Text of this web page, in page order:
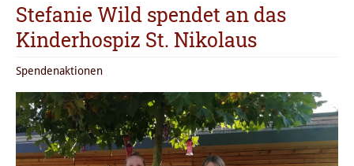
Stefanie Wild spendet an das
Kinderhospiz St. Nikolaus
Spendenaktionen